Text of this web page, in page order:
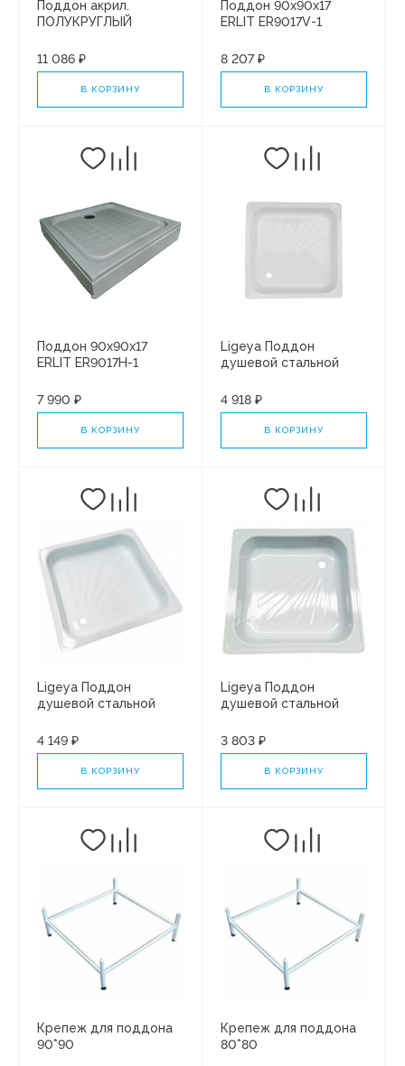
Поддон акрил.
ПОЛУКРУГЛЫЙ
/Santek/ 302477
11 086 ₽
В КОРЗИНУ
Поддон 90х90х17
ERLIT ER9017V-1
8 207 ₽
В КОРЗИНУ
Поддон 90х90х17
ERLIT ER9017H-1
сборе
7 990 ₽
В КОРЗИНУ
Ligeya Поддон
душевой стальной
4 918 ₽
В КОРЗИНУ
Ligeya Поддон
душевой стальной
4 149 ₽
В КОРЗИНУ
Ligeya Поддон
душевой стальной
3 803 ₽
В КОРЗИНУ
Крепеж для поддона
90*90
Крепеж для поддона
80*80